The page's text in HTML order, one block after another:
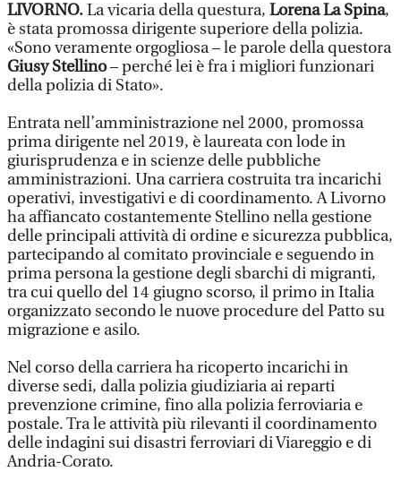
LIVORNO.La vicaria della questura, Lorena La Spina,
è stata promossa dirigente superiore della polizia.
«Sono veramente orgogliosa – le parole della questora
Giusy Stellino– perché lei è fra i migliori funzionari
della polizia di Stato».
Entrata nell’amministrazione nel 2000, promossa
prima dirigente nel 2019, è laureata con lode in
giurisprudenza e in scienze delle pubbliche
amministrazioni. Una carriera costruita tra incarichi
operativi, investigativi e di coordinamento. A Livorno
ha affiancato costantemente Stellino nella gestione
delle principali attività di ordine e sicurezza pubblica,
partecipando al comitato provinciale e seguendo in
prima persona la gestione degli sbarchi di migranti,
tra cui quello del 14 giugno scorso, il primo in Italia
organizzato secondo le nuove procedure del Patto su
migrazione e asilo.
Nel corso della carriera ha ricoperto incarichi in
diverse sedi, dalla polizia giudiziaria ai reparti
prevenzione crimine, fino alla polizia ferroviaria e
postale. Tra le attività più rilevanti il coordinamento
delle indagini sui disastri ferroviari di Viareggio e di
Andria-Corato.